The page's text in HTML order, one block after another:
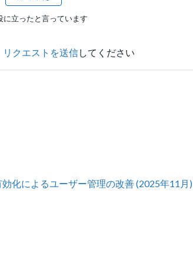
に立ったと言っています
リクエストを送信してください
化によるユーザー管理の改善 (2025年11月)